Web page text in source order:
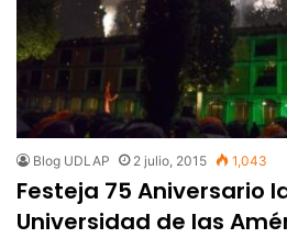
Blog UDLAP 2 julio, 2015 1,043
Festeja 75 Aniversario
Universidad de las